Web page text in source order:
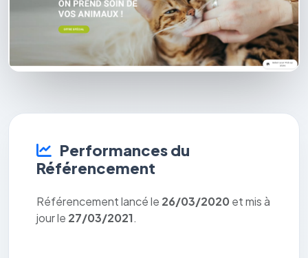
Performances du
Référencement
Référencement lancé le 26/03/2020 et mis à
jour le 27/03/2021.